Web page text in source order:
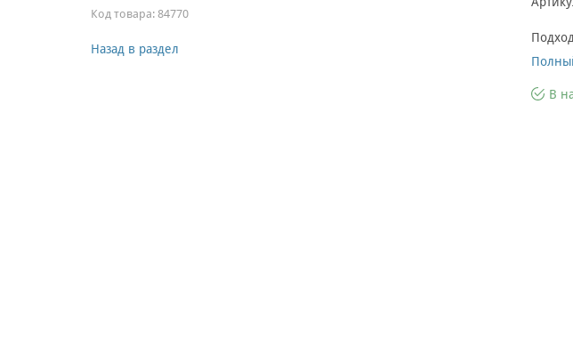
Код товара: 84770
Назад в раздел
В